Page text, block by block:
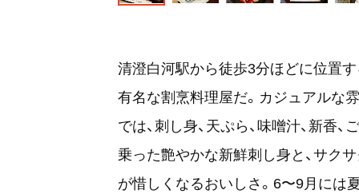
清澄白河駅から徒歩3分ほどに位置す
有名な割烹料理屋だ。カジュアルな
では、刺し身、天ぷら、味噌汁、新香
乗った艶やかな新鮮刺し身と、サク
が惜しくなるおいしさ。6〜9月には